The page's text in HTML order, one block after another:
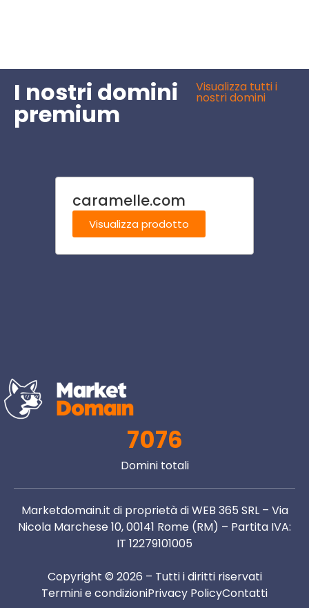
I nostri domini
premium
Visualizza tutti i
nostri domini
caramelle.com
Visualizza prodotto
7076
Domini totali
Marketdomain.it di proprietà di WEB 365 SRL – Via
Nicola Marchese 10, 00141 Rome (RM) – Partita IVA:
IT 12279101005
Copyright © 2026 – Tutti i diritti riservati
Termini e condizioniPrivacy PolicyContatti